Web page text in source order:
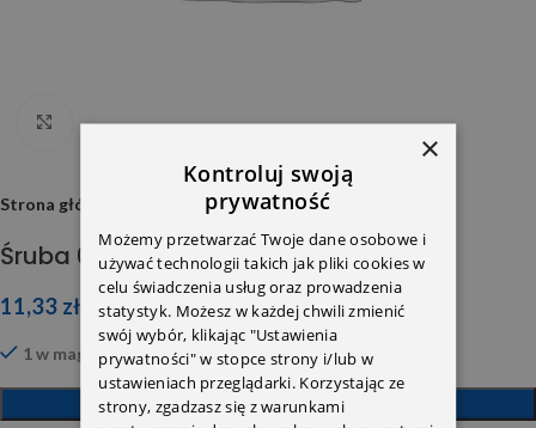
Click to enlarge
Strona główna
Śruba 000000000927
11,33 zł
1 w magazynie
DODAJ DO KOSZYKA
×
Kontroluj swoją
prywatność
Możemy przetwarzać Twoje dane osobowe i
używać technologii takich jak pliki cookies w
celu świadczenia usług oraz prowadzenia
statystyk. Możesz w każdej chwili zmienić
swój wybór, klikając "Ustawienia
prywatności" w stopce strony i/lub w
ustawieniach przeglądarki. Korzystając ze
strony, zgadzasz się z warunkami